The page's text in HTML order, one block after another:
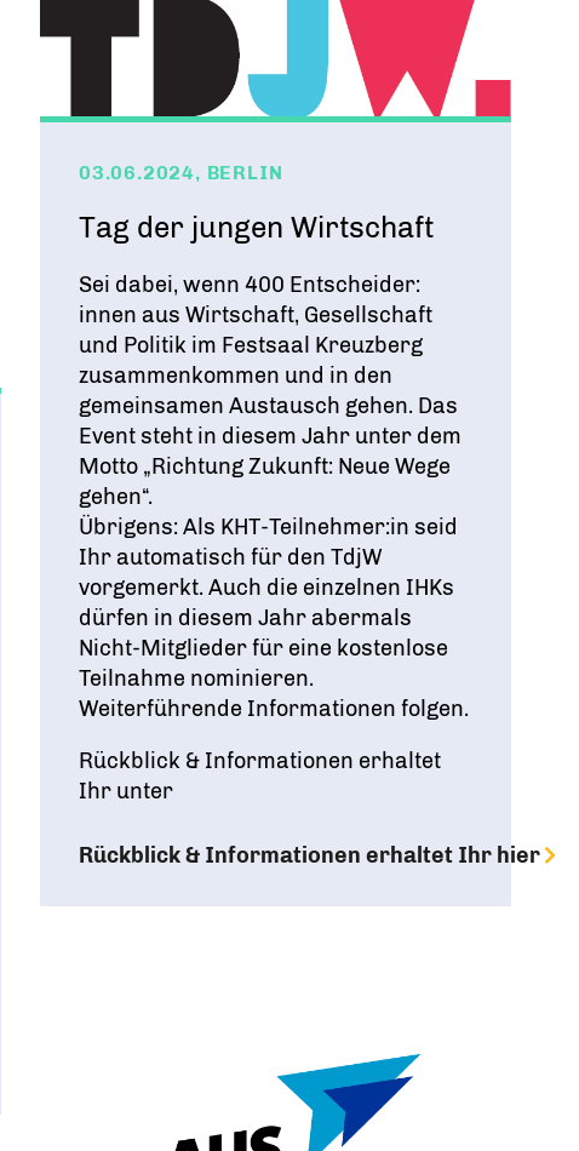
03.06.2024, BERLIN
Tag der jungen Wirtschaft
Sei dabei, wenn 400 Entscheider:
innen aus Wirtschaft, Gesellschaft
und Politik im Festsaal Kreuzberg
zusammenkommen und in den
gemeinsamen Austausch gehen. Das
Event steht in diesem Jahr unter dem
Motto „Richtung Zukunft: Neue Wege
gehen“.
Übrigens: Als KHT-Teilnehmer:in seid
Ihr automatisch für den TdjW
vorgemerkt. Auch die einzelnen IHKs
dürfen in diesem Jahr abermals
Nicht-Mitglieder für eine kostenlose
Teilnahme nominieren.
Weiterführende Informationen folgen.
Rückblick & Informationen erhaltet
Ihr unter
Rückblick & Informationen erhaltet Ihr hier